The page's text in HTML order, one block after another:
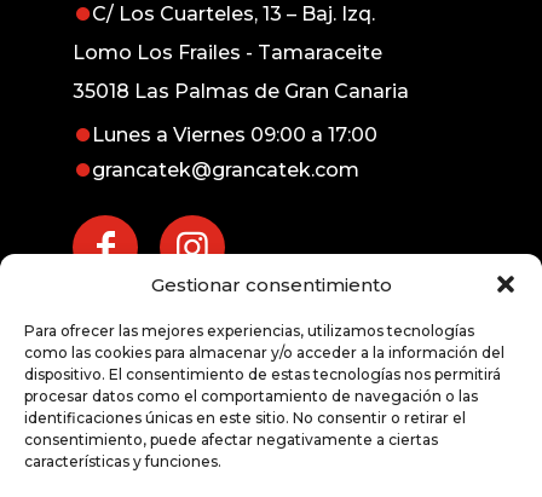
Gestionar consentimiento
Para ofrecer las mejores experiencias, utilizamos tecnologías
como las cookies para almacenar y/o acceder a la información del
dispositivo. El consentimiento de estas tecnologías nos permitirá
procesar datos como el comportamiento de navegación o las
identificaciones únicas en este sitio. No consentir o retirar el
consentimiento, puede afectar negativamente a ciertas
características y funciones.
C/ Los Cuarteles, 13 – Baj. Izq.
Lomo Los Frailes - Tamaraceite
35018 Las Palmas de Gran Canaria
Lunes a Viernes 09:00 a 17:00
grancatek@grancatek.com
Atención inmediata
exprés
928 676 191